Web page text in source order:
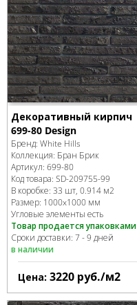
Декоративный кирпич
699-80 Design
Бренд: White Hills
Коллекция: Бран Брик
Артикул: 699-80
Код товара: SD-209755-99
В коробке: 33 шт, 0.914 м2
Размер: 1000x1000 мм
Угловые элементы есть
Товар продается упаковками
Сроки доставки: 7 - 9 дней
в наличии
Цена: 3220 руб./м2